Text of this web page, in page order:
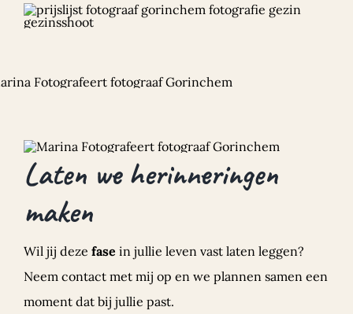
Laten we herinneringen
maken
Wil jij deze fase in jullie leven vast laten leggen?
Neem contact met mij op en we plannen samen een
moment dat bij jullie past.